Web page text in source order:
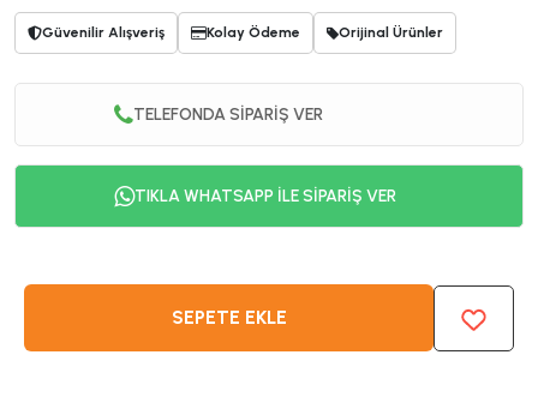
Güvenilir Alışveriş Kolay Ödeme Orijinal Ürünler
TELEFONDA SİPARİŞ VER
TIKLA WHATSAPP İLE SİPARİŞ VER
SEPETE EKLE